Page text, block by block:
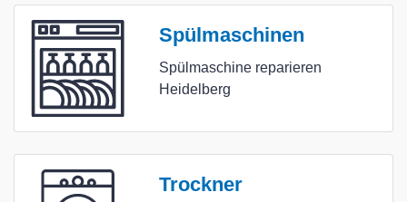
Spülmaschinen
Spülmaschine reparieren
Heidelberg
Trockner